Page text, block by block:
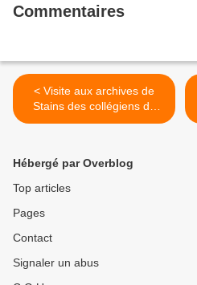
Commentaires
< Visite aux archives de
Stains des collégiens de
Sainte Marie
Hébergé par Overblog
Top articles
Pages
Contact
Signaler un abus